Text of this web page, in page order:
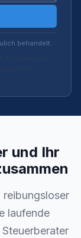
behandelt.
und Ihr
reibungsloser
laufende